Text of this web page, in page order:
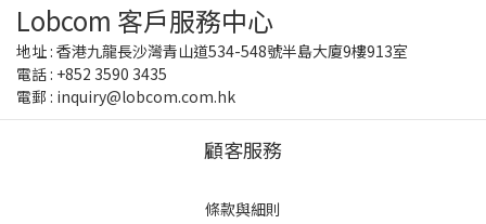
Lobcom 客戶服務中心
地址 : 香港九龍長沙灣青山道534-548號半島大廈9樓913室
電話 : +852 3590 3435
電郵 : inquiry@lobcom.com.hk
顧客服務
條款與細則